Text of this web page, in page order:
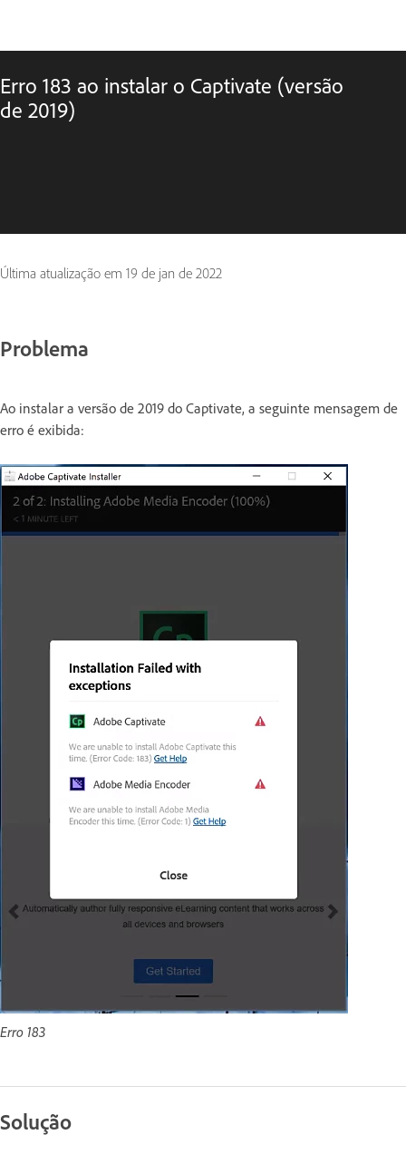
Erro 183 ao instalar o Captivate (versão
de 2019)
Última atualização em 19 de jan de 2022
Problema
Ao instalar a versão de 2019 do Captivate, a seguinte mensagem de
erro é exibida:
Erro 183
Solução